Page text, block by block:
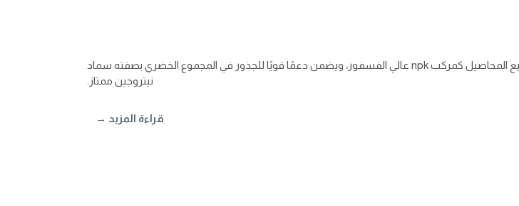
سماد النبراس17-44-0+T.E. مركّب معلّق عالي التركيز وسريع الامتصاص. يوفر تغذية متكاملة لجميع المحاصيل كمركب npk عالي الفسفور، ويضمن دعمًا قويًا للجذور في المجموع الخضري بصفته سماد
نيتروجين ممتاز.
قراءة المزيد →